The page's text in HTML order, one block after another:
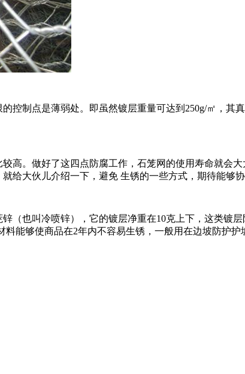
制点是薄弱处。即虽然镀层重量可达到250g/㎡，其
。做好了这四点防腐工作，石笼网的使用寿命就会
给大伙儿介绍一下，避免 生锈的一些方式，期待能够协
也叫冷喷锌），它的镀层净重在10克上下，这类镀
能够使商品在2年内不容易生锈，一般用在边坡防护护